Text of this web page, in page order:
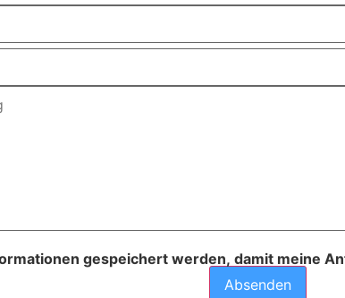
gespeichert werden, damit meine
Absenden